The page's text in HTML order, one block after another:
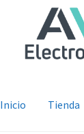
navegación
contenido
Inicio Tienda